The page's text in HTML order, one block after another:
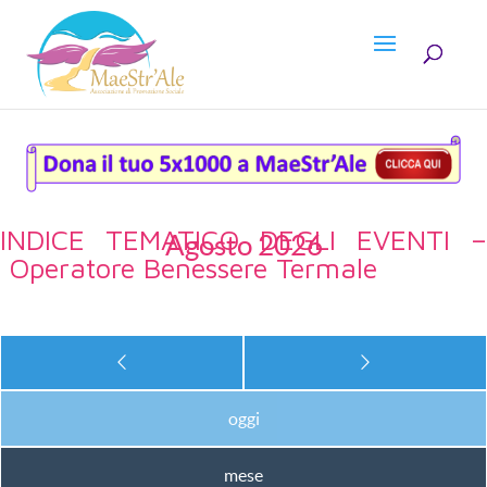
INDICE TEMATICO DEGLI EVENTI –
Operatore Benessere Termale
Agosto 2026
oggi
mese